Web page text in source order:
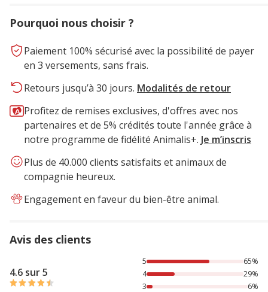
Pourquoi nous choisir ?
Paiement 100% sécurisé avec la possibilité de payer
en 3 versements, sans frais.
Retours jusqu’à 30 jours. Modalités de retour
Profitez de remises exclusives, d'offres avec nos
partenaires et de 5% crédités toute l'année grâce à
notre programme de fidélité Animalis+. Je m’inscris
Plus de 40.000 clients satisfaits et animaux de
compagnie heureux.
Engagement en faveur du bien-être animal.
Avis des clients
4.6 sur 5
65% des personnes lont noté avec {1} étoiles, 29% des
5
65%
4
29%
3
6%